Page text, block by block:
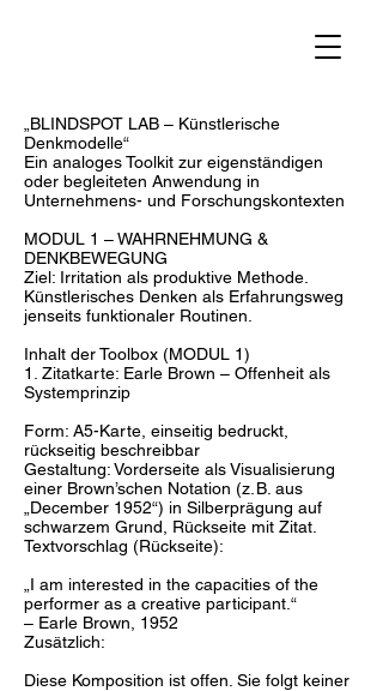
„BLINDSPOT LAB – Künstlerische
Denkmodelle“
Ein analoges Toolkit zur eigenständigen
oder begleiteten Anwendung in
Unternehmens- und Forschungskontexten
MODUL 1 – WAHRNEHMUNG &
DENKBEWEGUNG
Ziel: Irritation als produktive Methode.
Künstlerisches Denken als Erfahrungsweg
jenseits funktionaler Routinen.
Inhalt der Toolbox (MODUL 1)
1. Zitatkarte: Earle Brown – Offenheit als
Systemprinzip
Form: A5-Karte, einseitig bedruckt,
rückseitig beschreibbar
Gestaltung: Vorderseite als Visualisierung
einer Brown’schen Notation (z. B. aus
„December 1952“) in Silberprägung auf
schwarzem Grund, Rückseite mit Zitat.
Textvorschlag (Rückseite):
„I am interested in the capacities of the
performer as a creative participant.“
– Earle Brown, 1952
Zusätzlich:
Diese Komposition ist offen. Sie folgt keiner